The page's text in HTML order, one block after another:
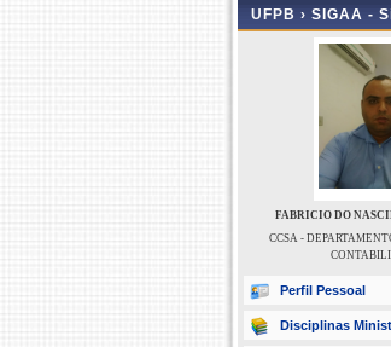
UFPB › SIGAA -
FABRICIO DO
CCSA -
Perfil Pessoal
Disciplinas